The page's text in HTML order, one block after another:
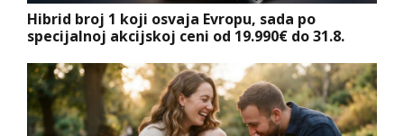
Hibrid broj 1 koji osvaja Evropu, sada po
specijalnoj akcijskoj ceni od 19.990€ do 31.8.